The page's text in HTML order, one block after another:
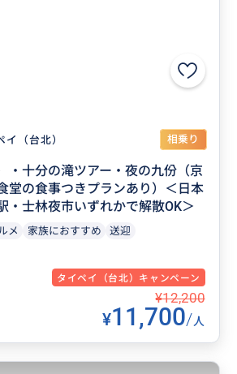
イ（台北） 相乗り
・十分の滝ツアー・夜の九份（京
堂の食事つきプランあり）＜日本
・士林夜市いずれかで解散OK＞
メ 家族におすすめ 送迎
タイペイ（台北）キャンペーン
¥12,200
¥11,700/人